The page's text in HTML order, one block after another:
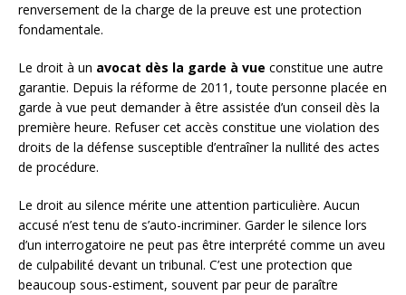
renversement de la charge de la preuve est une protection
fondamentale.
Le droit à un avocat dès la garde à vue constitue une autre
garantie. Depuis la réforme de 2011, toute personne placée en
garde à vue peut demander à être assistée d’un conseil dès la
première heure. Refuser cet accès constitue une violation des
droits de la défense susceptible d’entraîner la nullité des actes
de procédure.
Le droit au silence mérite une attention particulière. Aucun
accusé n’est tenu de s’auto-incriminer. Garder le silence lors
d’un interrogatoire ne peut pas être interprété comme un aveu
de culpabilité devant un tribunal. C’est une protection que
beaucoup sous-estiment, souvent par peur de paraître